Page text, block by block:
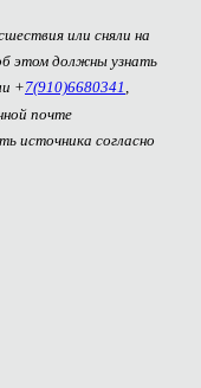
или сняли на
этом должны узнать
+7(910)6680341 ,
почте
источника согласно